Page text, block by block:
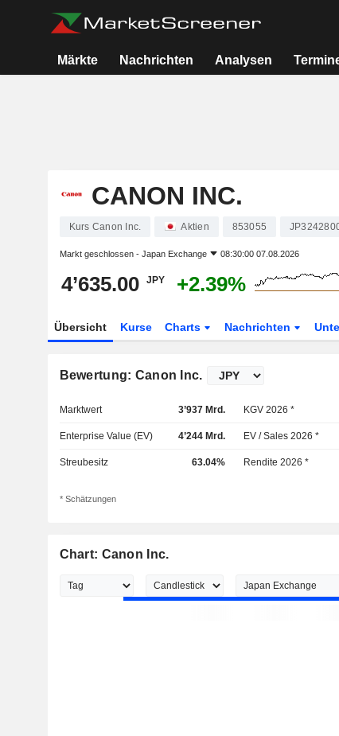
Märkte Nachrichten Analysen
CANON INC.
Kurs Canon Inc. Aktien 853055
Markt geschlossen - Japan Exchange 08:30:00 07.08.2026
4’635.00 JPY +2.39%
Übersicht Kurse Charts Nachrichten
Bewertung: Canon Inc.
Marktwert 3’937 Mrd. KGV 2026 *
Enterprise Value (EV) 4’244 Mrd. EV / Sales 2026 *
Streubesitz 63.04% Rendite 2026 *
* Schätzungen
Chart: Canon Inc.